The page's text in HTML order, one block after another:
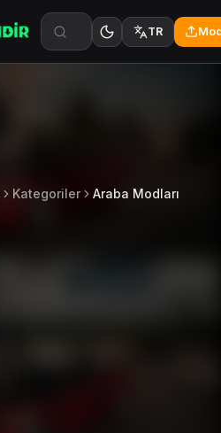
TR
Kategoriler Araba Modları